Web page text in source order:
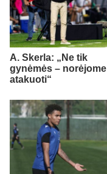
A. Skerla: „Ne tik
gynėmės – norėjome
atakuoti“